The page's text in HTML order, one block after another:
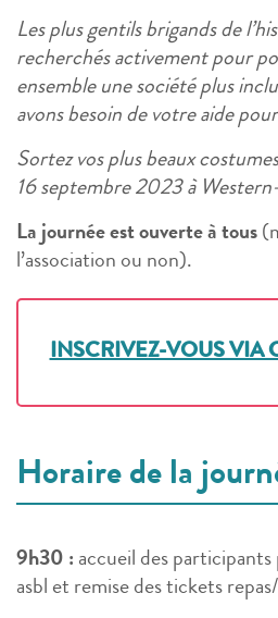
Les plus gentils brigands de
recherchés activement pour
ensemble une société plus
avons besoin de votre aide
Sortez vos plus beaux
16 septembre 2023 à
La journée est ouverte à tous
l’association ou non).
INSCRIVEZ-VOUS VIA
Horaire de la
9h30 : accueil des participants
asbl et remise des tickets